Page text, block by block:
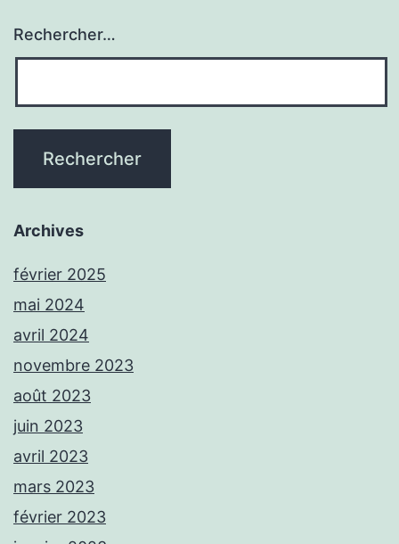
Rechercher…
Archives
février 2025
mai 2024
avril 2024
novembre 2023
août 2023
juin 2023
avril 2023
mars 2023
février 2023